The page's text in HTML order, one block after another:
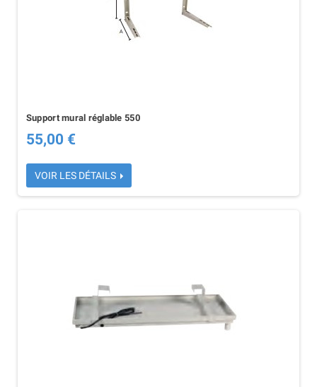
Support mural réglable 550
55,00 €
VOIR LES DÉTAILS